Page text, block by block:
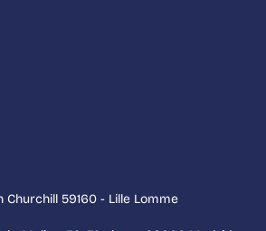
Churchill 59160 - Lille Lomme